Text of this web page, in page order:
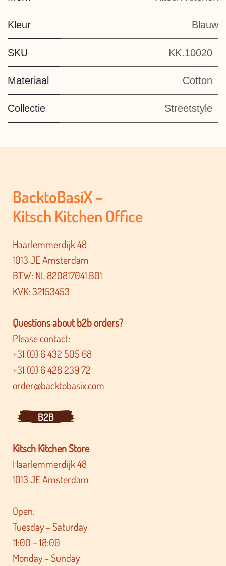
Kleur Blauw
SKU KK.10020
Materiaal Cotton
Collectie Streetstyle
BacktoBasiX –
Kitsch Kitchen Office
Haarlemmerdijk 48
1013 JE Amsterdam
BTW: NL.820817041.B01
KVK: 32153453
Questions about b2b orders?
Please contact:
+31 (0) 6 432 505 68
+31 (0) 6 428 239 72
order@backtobasix.com
B2B
Kitsch Kitchen Store
Haarlemmerdijk 48
1013 JE Amsterdam
Open:
Tuesday – Saturday
11:00 – 18:00
Monday – Sunday